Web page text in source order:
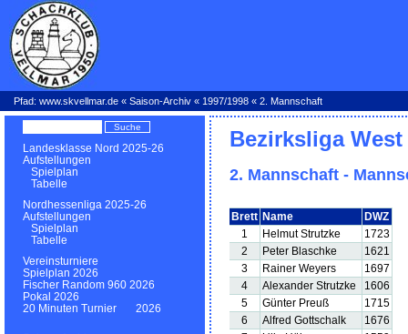
Pfad: www.skvellmar.de « Saison-Archiv « 1997/1998 « 2. Mannschaft
Landesklasse Nord 2025-26
Aufstellungen
Spielplan
Tabelle
Nordhessenliga 2025-26
Aufstellungen
Spielplan
Tabelle
Vereinsturniere
Spielplan 2026
Fischer Random 960 2026
Pokal 2026
20 Minuten Turnier 2026
Bezirksliga West
2. Mannschaft -
Brett Name
DWZ
1
Helmut Strutzke
1723
2
Peter Blaschke
1621
3
Rainer Weyers
1697
4
Alexander Strutzke
1606
5
Günter Preuß
1715
6
Alfred Gottschalk
1676